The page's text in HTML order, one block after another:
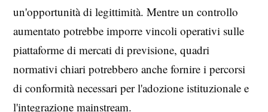
un'opportunità di legittimità. Mentre un controllo
aumentato potrebbe imporre vincoli operativi sulle
piattaforme di mercati di previsione, quadri
normativi chiari potrebbero anche fornire i percorsi
di conformità necessari per l'adozione istituzionale e
l'integrazione mainstream.